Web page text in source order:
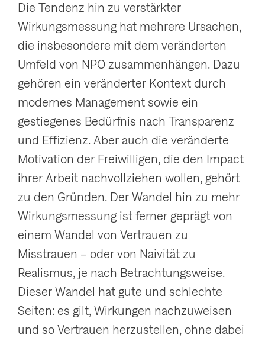
v
i
g
a
i
o
n
a
n
z
n
Die Tendenz hin zu verstärkter
Wirkungsmessung hat mehrere Ursachen,
die insbesondere mit dem veränderten
Umfeld von NPO zusammenhängen. Dazu
gehören ein veränderter Kontext durch
modernes Management sowie ein
gestiegenes Bedürfnis nach Transparenz
und Effizienz. Aber auch die veränderte
Motivation der Freiwilligen, die den Impact
ihrer Arbeit nachvollziehen wollen, gehört
zu den Gründen. Der Wandel hin zu mehr
Wirkungsmessung ist ferner geprägt von
einem Wandel von Vertrauen zu
Misstrauen – oder von Naivität zu
Realismus, je nach Betrachtungsweise.
Dieser Wandel hat gute und schlechte
Seiten: es gilt, Wirkungen nachzuweisen
und so Vertrauen herzustellen, ohne dabei